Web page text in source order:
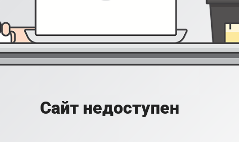
Сайт недоступен